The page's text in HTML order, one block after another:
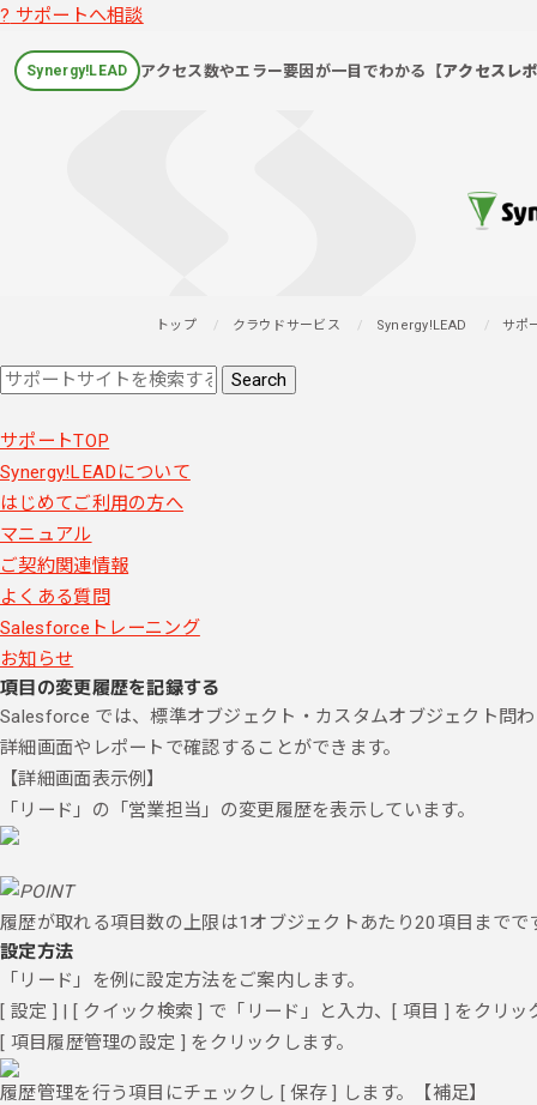
? サポートへ相談
Synergy!LEAD アクセス数やエラー要因が一目でわかる 【アクセスレ
トップ クラウドサービス Synergy!LEAD サポ
サポートTOP
Synergy!LEADについて
はじめてご利用の方へ
マニュアル
ご契約関連情報
よくある質問
Salesforceトレーニング
お知らせ
項目の変更履歴を記録する
Salesforce では、標準オブジェクト・カスタムオブジェクト問
詳細画面やレポートで確認することができます。
【詳細画面表示例】
「リード」の「営業担当」の変更履歴を表示しています。
履歴が取れる項目数の上限は1オブジェクトあたり20項目までで
設定方法
「リード」を例に設定方法をご案内します。
[ 設定 ] | [ クイック検索 ] で「リード」と入力、[ 項目 ] をクリッ
[ 項目履歴管理の設定 ] をクリックします。
履歴管理を行う項目にチェックし [ 保存 ] します。【補足】